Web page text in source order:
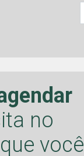
no
que você